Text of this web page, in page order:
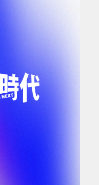
碼（Vibe Coding）
或軟體的開發方式
程尚未普及，有
受訪者明確表示
者僅有近12%。